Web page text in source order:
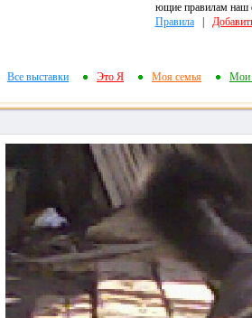
ющие правилам наш
Правила|
Все выставки Это Я Моя семья Мои